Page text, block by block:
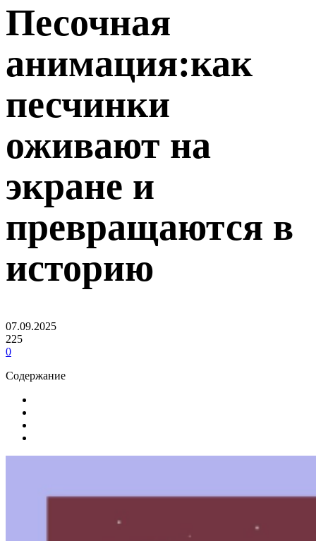
Песочная
анимация:как
песчинки
оживают на
экране и
превращаются в
историю
07.09.2025
225
0
Содержание